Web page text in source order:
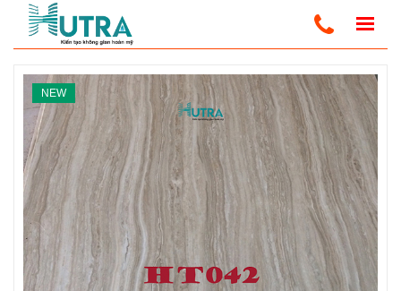
Home Ốp Tường PVC Vân Đá Tấm Ốp PVC Vân Đá
NEW